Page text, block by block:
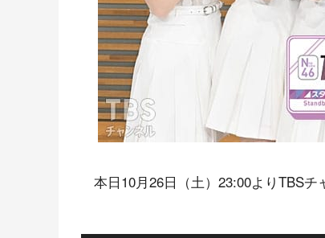
本日10月26日（土）23:00よりTBSチ